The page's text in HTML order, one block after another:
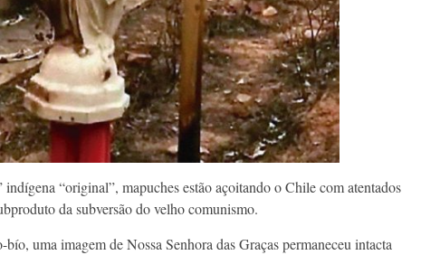
“original”, mapuches estão açoitando o Chile com atentados
da subversão do velho comunismo.
uma imagem de Nossa Senhora das Graças permaneceu intacta